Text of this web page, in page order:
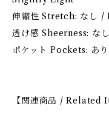
伸縮性 Stretch: なし /
透け感 Sheerness: な
ポケット Pockets: あ
【関連商品 / Related